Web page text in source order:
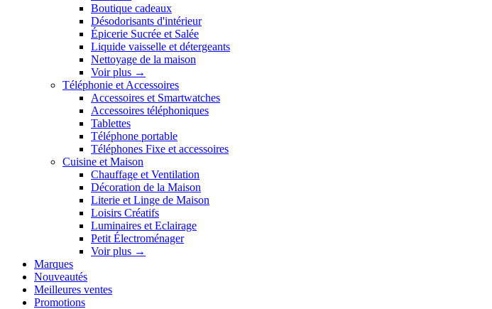
Boutique cadeaux
Désodorisants d'intérieur
Épicerie Sucrée et Salée
Liquide vaisselle et détergeants
Nettoyage de la maison
Voir plus →
Téléphonie et Accessoires
Accessoires et Smartwatches
Accessoires téléphoniques
Tablettes
Téléphone portable
Téléphones Fixe et accessoires
Cuisine et Maison
Chauffage et Ventilation
Décoration de la Maison
Literie et Linge de Maison
Loisirs Créatifs
Luminaires et Eclairage
Petit Électroménager
Voir plus →
Marques
Nouveautés
Meilleures ventes
Promotions